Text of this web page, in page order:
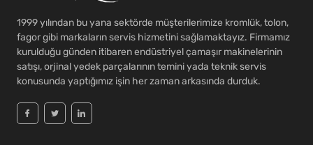
1999 yılından bu yana sektörde müşterilerimize kromlük, tolon,
fagor gibi markaların servis hizmetini sağlamaktayız. Firmamız
kurulduğu günden itibaren endüstriyel çamaşır makinelerinin
satışı, orjinal yedek parçalarının temini yada teknik servis
konusunda yaptığımız işin her zaman arkasında durduk.